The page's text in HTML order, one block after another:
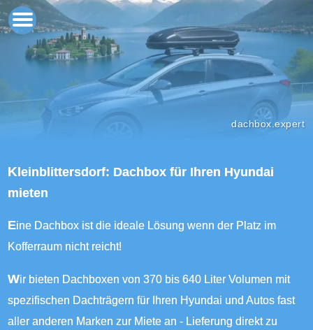
dachbox.expert
Kleinblittersdorf: Dachbox für Ihren Hyundai
mieten
Eine Dachbox ist die ideale Lösung wenn der Platz im
Kofferraum nicht reicht!
Wir bieten Dachboxen von 370 bis 640 Liter Volumen mit
spezifischen Dachträgern für Ihren Hyundai und Autos fast
aller anderen Marken zur Miete an - Lieferung direkt zu